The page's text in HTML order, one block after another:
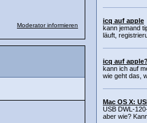
Moderator informieren
icq auf apple
kann jemand
läuft,
icq auf apple?
kann ich auf
wie geht das,
Mac OS X:
USB DWL-
aber wie?